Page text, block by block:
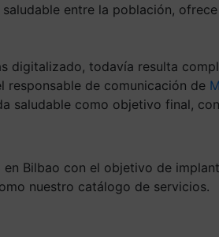
entre la población,
digitalizado, todavía resulta
responsable de comunicación de
saludable como objetivo final,
en Bilbao con el objetivo de
nuestro catálogo de servicios.